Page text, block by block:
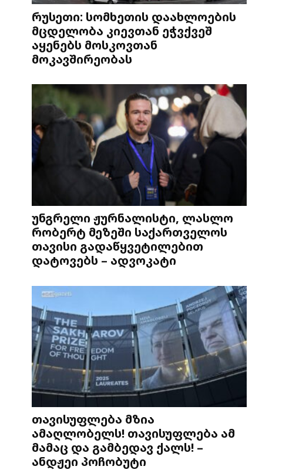
რუსეთი: სომხეთის დაახლოების
მცდელობა კიევთან ეჭვქვეშ
აყენებს მოსკოვთან
მოკავშირეობას
უნგრელი ჟურნალისტი, ლასლო
რობერტ მეზეში საქართველოს
თავისი გადაწყვეტილებით
დატოვებს – ადვოკატი
თავისუფლება მზია
ამაღლობელს! თავისუფლება ამ
მამაც და გამბედავ ქალს! –
ანდჟეი პოჩობუტი